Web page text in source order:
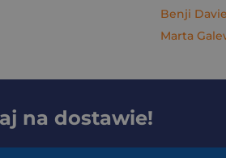
Benji
Marta
na dostawie!